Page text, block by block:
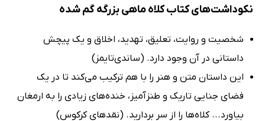
نکوداشت‌های کتاب کلاه ماهی بزرگه گم شده
شخصیت و روایت، تعلیق، تهدید، اخلاق و یک پیچش
داستانی در آن وجود دارد. (ساندی‌تایمز)
این داستان متن و هنر را با هم ترکیب می‌کند تا در یک
فضای جنایی تاریک و طنزآمیز، خنده‌های زیادی را به ارمغان
بیاورد... کلاه‌ها را از سر بردارید. (نقدهای کرکوس)